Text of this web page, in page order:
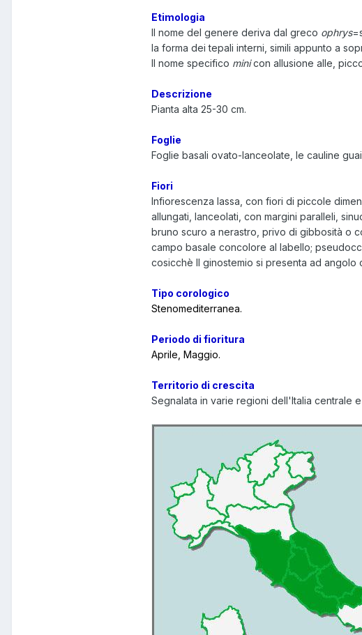
Etimologia
Il nome del genere deriva dal greco ophrys
la forma dei tepali interni, simili appunto a
Il nome specifico minicon allusione alle,
Descrizione
Pianta alta 25-30 cm.
Foglie
Foglie basali ovato-lanceolate, le cauline
Fiori
Infiorescenza lassa, con fiori di piccole
allungati, lanceolati, con margini paralleli,
bruno scuro a nerastro, privo di gibbosità o
campo basale concolore al labello;
cosicchè Il ginostemio si presenta ad angolo
Tipo corologico
Stenomediterranea.
Periodo di fioritura
Aprile, Maggio.
Territorio di crescita
Segnalata in varie regioni dell'Italia centrale